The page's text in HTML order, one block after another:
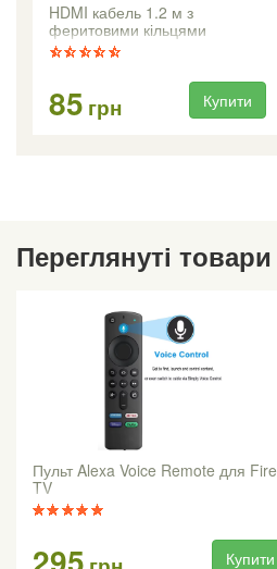
HDMI кабель 1.2 м з
феритовими кільцями
85 грн Купити
Переглянуті товари
Пульт Alexa Voice Remote для Fire
TV
Купити